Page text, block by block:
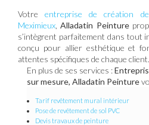
Votreentreprise de création
Meximieux ,Alladatin Peinture
s’intègrent parfaitement dans tout
conçu pour allier esthétique et
attentes spécifiques de chaque client.
En plus de ses services :
sur mesure, Alladatin Peinture
Tarif revêtement mural intérieur
Pose de revêtement de sol PVC
Devis travaux de peinture